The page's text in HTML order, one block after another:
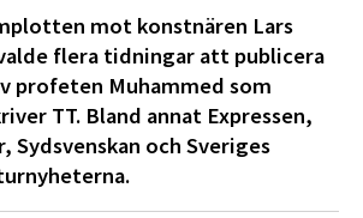
mot konstnären Lars
flera tidningar att publicera
profeten Muhammed som
TT. Bland annat Expressen,
Sydsvenskan och Sveriges